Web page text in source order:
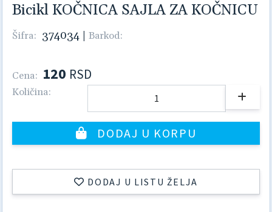
Bicikl KOČNICA SAJLA ZA KOČNICU
Šifra: 374034 | Barkod:
Cena: 120 RSD
Količina:
DODAJ U KORPU
DODAJ U LISTU ŽELJA